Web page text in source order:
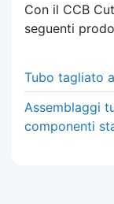
Con il CCB
seguenti
Tubo tagliato
Assemblaggi
componenti